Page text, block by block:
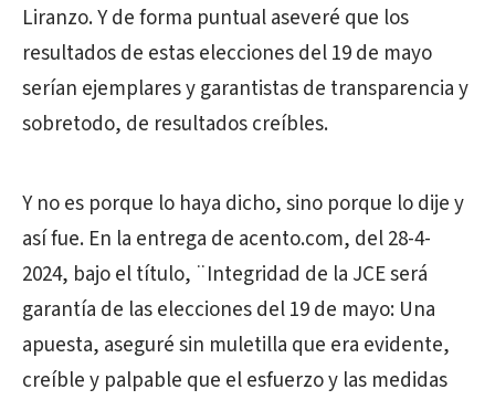
Liranzo. Y de forma puntual aseveré que los
resultados de estas elecciones del 19 de mayo
serían ejemplares y garantistas de transparencia y
sobretodo, de resultados creíbles.
Y no es porque lo haya dicho, sino porque lo dije y
así fue. En la entrega de acento.com, del 28-4-
2024, bajo el título, ¨Integridad de la JCE será
garantía de las elecciones del 19 de mayo: Una
apuesta, aseguré sin muletilla que era evidente,
creíble y palpable que el esfuerzo y las medidas